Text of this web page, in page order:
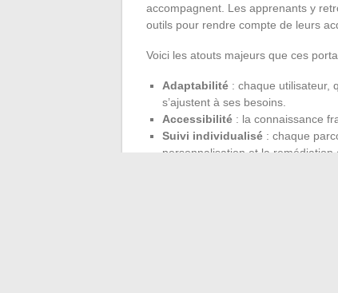
accompagnent. Les apprenants y
outils pour rendre compte de leurs
Voici les atouts majeurs que ces
Adaptabilité : chaque utilisateur,
s’ajustent à ses besoins.
Accessibilité : la connaissance
Suivi individualisé : chaque
personnalisation et la remédiation